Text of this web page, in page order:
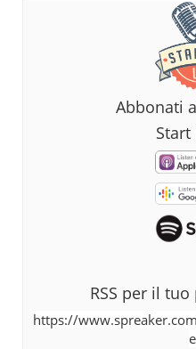
Abbonati
Start
RSS per il
https://